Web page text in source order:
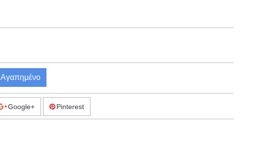
Αγαπημένο
Google+ Pinterest